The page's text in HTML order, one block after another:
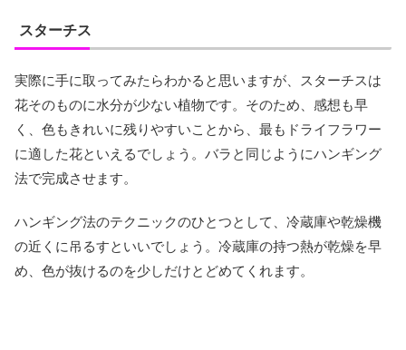
スターチス
実際に手に取ってみたらわかると思いますが、スターチスは
花そのものに水分が少ない植物です。そのため、感想も早
く、色もきれいに残りやすいことから、最もドライフラワー
に適した花といえるでしょう。バラと同じようにハンギング
法で完成させます。
ハンギング法のテクニックのひとつとして、冷蔵庫や乾燥機
の近くに吊るすといいでしょう。冷蔵庫の持つ熱が乾燥を早
め、色が抜けるのを少しだけとどめてくれます。